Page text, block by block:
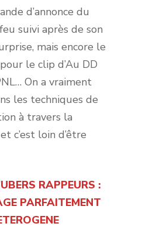
d’annonce du
suivi après de son
mais encore le
le clip d’Au DD
On a vraiment
les techniques de
à travers la
c’est loin d’être
RAPPEURS :
PARFAITEMENT